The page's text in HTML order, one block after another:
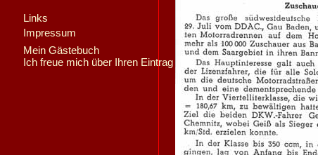
Links
Impressum
Mein Gästebuch
Ich freue mich über Ihren Eintrag